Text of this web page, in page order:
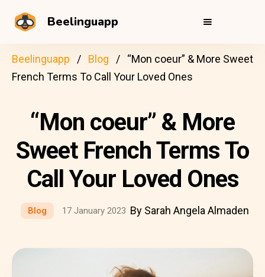
Beelinguapp
Beelinguapp Blog
“Mon coeur” & More Sweet
French Terms To Call Your Loved Ones
“Mon coeur” & More
Sweet French Terms To
Call Your Loved Ones
Blog 17 January 2023 By Sarah Angela Almaden